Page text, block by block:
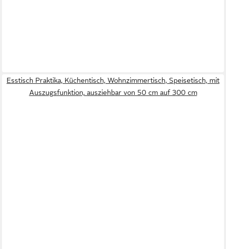
Esstisch Praktika, Küchentisch, Wohnzimmertisch, Speisetisch, mit
Auszugsfunktion, ausziehbar von 50 cm auf 300 cm